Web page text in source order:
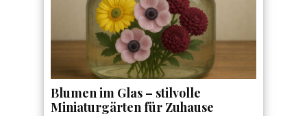
Blumen im Glas – stilvolle
Miniaturgärten für Zuhause